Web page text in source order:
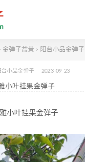
金弹子盆景 > 阳台小品金弹子
台小品金弹子 2023-09-23
小叶挂果金弹子
小叶挂果金弹子